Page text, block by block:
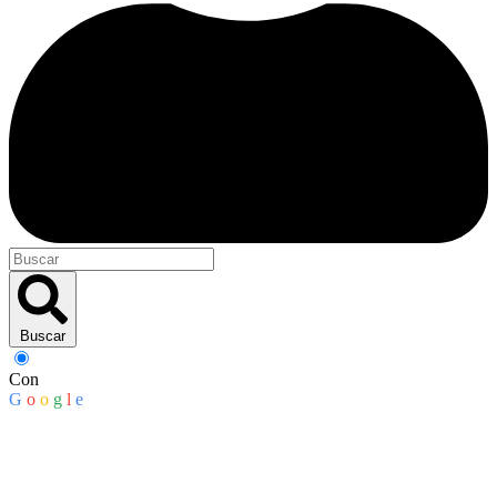
Buscar
Con
G o o g l e